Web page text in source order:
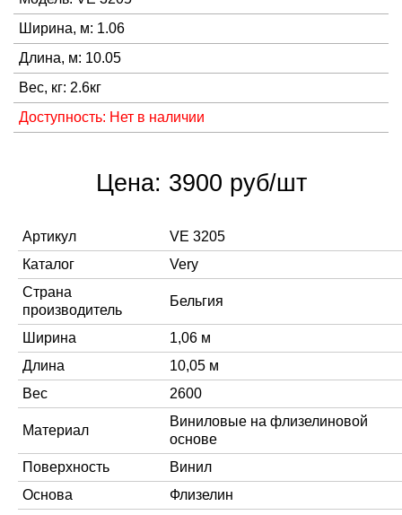
Ширина, м: 1.06
Длина, м: 10.05
Вес, кг: 2.6кг
Доступность: Нет в наличии
Цена: 3900 руб/шт
Артикул
VE 3205
Каталог
Very
Страна
производитель
Бельгия
Ширина
1,06 м
Длина
10,05 м
Вес
2600
Материал
Виниловые на флизелиновой
основе
Поверхность
Винил
Основа
Флизелин